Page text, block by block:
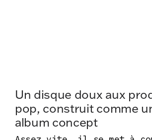
Un disque doux aux
pop, construit comme
album concept